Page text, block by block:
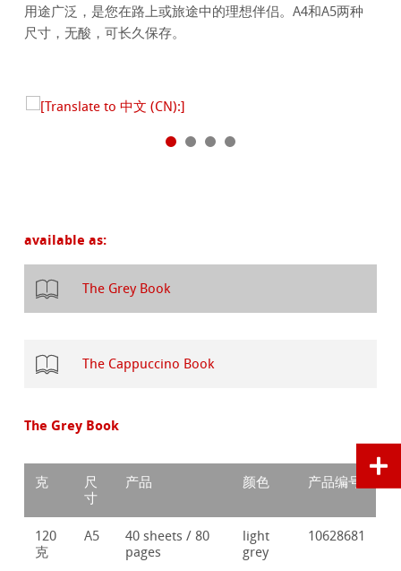
用途广泛，是您在路上或旅途中的理想伴侣。A4和A5两种
尺寸，无酸，可长久保存。
available as:
The Grey Book
The Cappuccino Book
The Grey Book
克
尺
寸
产品 颜色 产品编号
120
克
A5
40 sheets / 80
pages
light
grey
10628681